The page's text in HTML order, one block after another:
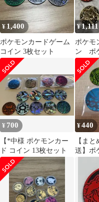
¥ 1,400
ポケモンカードゲーム
コイン 3枚セット
¥1,111
ポケ
ン ポ
¥ 700
【*中様 ポケモンカー
ド コイン 13枚セット
¥440
【ま
送】ポ